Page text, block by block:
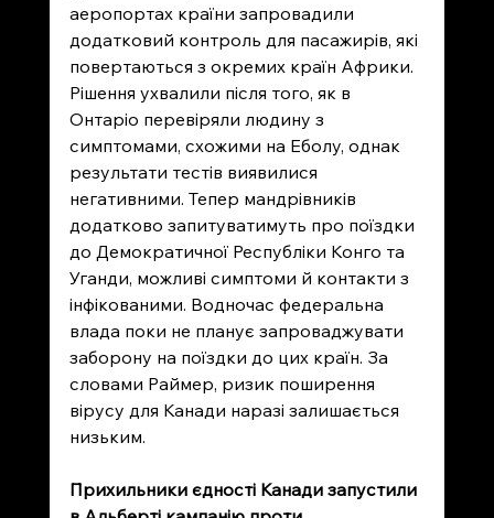
аеропортах країни запровадили
додатковий контроль для пасажирів, які
повертаються з окремих країн Африки.
Рішення ухвалили після того, як в
Онтаріо перевіряли людину з
симптомами, схожими на Еболу, однак
результати тестів виявилися
негативними. Тепер мандрівників
додатково запитуватимуть про поїздки
до Демократичної Республіки Конго та
Уганди, можливі симптоми й контакти з
інфікованими. Водночас федеральна
влада поки не планує запроваджувати
заборону на поїздки до цих країн. За
словами Раймер, ризик поширення
вірусу для Канади наразі залишається
низьким.
Прихильники єдності Канади запустили